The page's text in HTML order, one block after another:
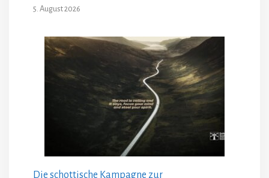
5. August 2026
Die schottische Kampagne zur